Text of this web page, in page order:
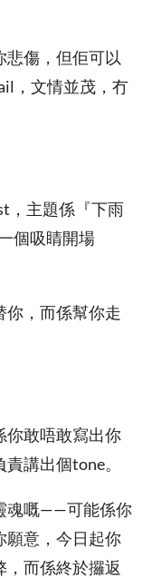
傷，但佢可以
，文情並茂，冇
，主題係『下雨
個吸睛開場
你，而係幫你走
你敢唔敢寫出你
講出個tone。
魂嘅——可能係你
願意，今日起你
而係終於攞返